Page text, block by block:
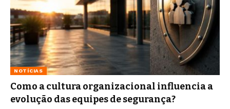
NOTÍCIAS
Como a cultura organizacional influencia a
evolução das equipes de segurança?